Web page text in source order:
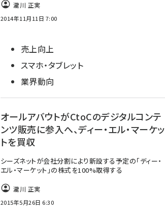
瀧川 正実
2014年11月11日 7:00
売上向上
スマホ・タブレット
業界動向
オールアバウトがCtoCのデジタルコンテ
ンツ販売に参入へ、ディー・エル・マーケッ
トを買収
シーズネットが会社分割により新設する予定の「ディー・
エル・マーケット」の株式を100%取得する
瀧川 正実
2015年5月26日 6:30